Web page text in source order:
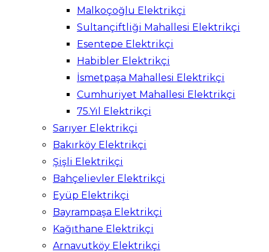
Malkoçoğlu Elektrikçi
Sultançiftliği Mahallesi Elektrikçi
Esentepe Elektrikçi
Habibler Elektrikçi
İsmetpaşa Mahallesi Elektrikçi
Cumhuriyet Mahallesi Elektrikçi
75.Yıl Elektrikçi
Sarıyer Elektrikçi
Bakırköy Elektrikçi
Şişli Elektrikçi
Bahçelievler Elektrikçi
Eyüp Elektrikçi
Bayrampaşa Elektrikçi
Kağıthane Elektrikçi
Arnavutköy Elektrikçi